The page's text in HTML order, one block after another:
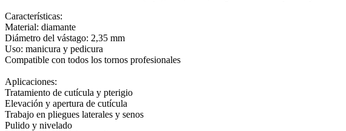
Características:
Material: diamante
Diámetro del vástago: 2,35 mm
Uso: manicura y pedicura
Compatible con todos los tornos profesionales
Aplicaciones:
Tratamiento de cutícula y pterigio
Elevación y apertura de cutícula
Trabajo en pliegues laterales y senos
Pulido y nivelado